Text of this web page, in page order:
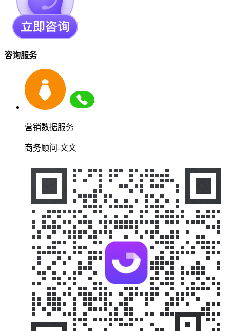
咨询服务
营销数据服务
商务顾问-文文